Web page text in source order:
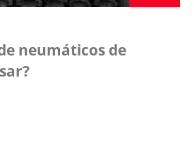
neumáticos de